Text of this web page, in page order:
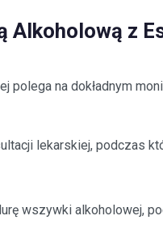
Alkoholową z
na dokładnym
lekarskiej, podczas
wszywki alkoholowej,